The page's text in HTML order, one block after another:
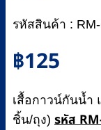
รหัสสินค้า :
฿125
เสื้อกาวน์กันน้ำ
ชิ้น/ถุง) รหัส